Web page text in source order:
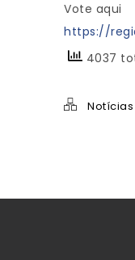
Vote aqui
https://
4037